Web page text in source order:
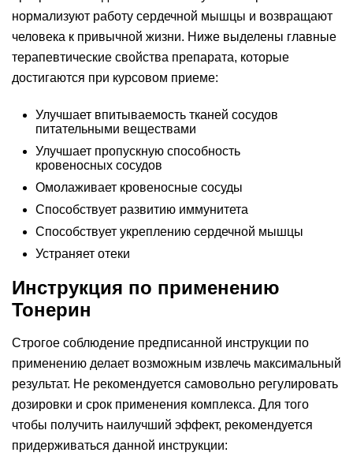
нормализуют работу сердечной мышцы и возвращают
человека к привычной жизни. Ниже выделены главные
терапевтические свойства препарата, которые
достигаются при курсовом приеме:
Улучшает впитываемость тканей сосудов
питательными веществами
Улучшает пропускную способность
кровеносных сосудов
Омолаживает кровеносные сосуды
Способствует развитию иммунитета
Способствует укреплению сердечной мышцы
Устраняет отеки
Инструкция по применению
Тонерин
Строгое соблюдение предписанной инструкции по
применению делает возможным извлечь максимальный
результат. Не рекомендуется самовольно регулировать
дозировки и срок применения комплекса. Для того
чтобы получить наилучший эффект, рекомендуется
придерживаться данной инструкции: